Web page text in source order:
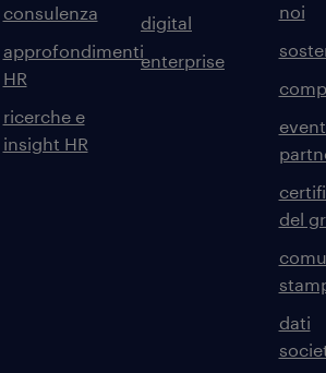
consulenza
approfondimenti
HR
ricerche e
insight HR
digital
enterprise
noi
del
dati